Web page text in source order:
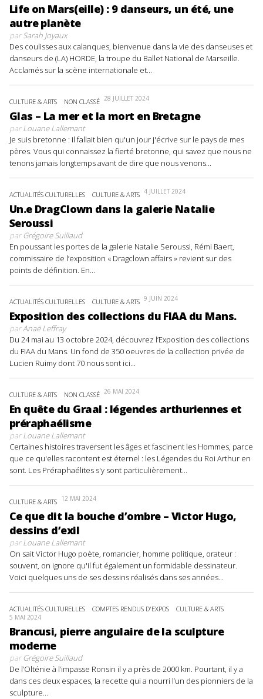
Life on Mars(eille) : 9 danseurs, un été, une
autre planète
parSarah Joyaux
Des coulisses aux calanques, bienvenue dans la vie des danseuses et
danseurs de (LA) HORDE, la troupe du Ballet National de Marseille.
Acclamés sur la scène internationale et...
CULTURE & ARTS NON CLASSÉ 28 JUILLET 2024
Glas – La mer et la mort en Bretagne
parLouane Lallemant
Je suis bretonne : il fallait bien qu'un jour j'écrive sur le pays de mes
pères. Vous qui connaissez la fierté bretonne, qui savez que nous ne
tenons jamais longtemps avant de dire que nous venons...
ACTUALITÉS CULTURELLES CULTURE & ARTS 4 JUILLET 2024
Un.e DragClown dans la galerie Natalie
Seroussi
parGrégoire Suillaud
En poussant les portes de la galerie Natalie Seroussi, Rémi Baert,
commissaire de l’exposition « Dragclown affairs » revient sur des
points de définition. En...
ACTUALITÉS CULTURELLES CULTURE & ARTS 9 JUIN 2024
Exposition des collections du FIAA du Mans.
parAnaë Leffray
Du 24 mai au 13 octobre 2024, découvrez l’Exposition des collections
du FIAA du Mans. Un fond de 350 oeuvres de la collection privée de
Lucien Ruimy dont 70 nous sont ici...
CULTURE & ARTS NON CLASSÉ 26 MAI 2024
En quête du Graal : légendes arthuriennes et
préraphaélisme
parLouane Lallemant
Certaines histoires traversent les âges et fascinent les Hommes, parce
que ce qu'elles racontent est éternel : les Légendes du Roi Arthur en
sont. Les Préraphaélites s'y sont particulièrement...
CULTURE & ARTS 12 MAI 2024
Ce que dit la bouche d’ombre – Victor Hugo,
dessins d’exil
parLouane Lallemant
On sait Victor Hugo poète, romancier, homme politique, orateur :
souvent, on ignore qu'il fut également un formidable dessinateur.
Voici quelques uns de ses dessins réalisés dans ses années...
ACTUALITÉS CULTURELLES COMPTES RENDUS D'EXPOS CULTURE & ARTS
5 MAI 2024
Brancusi, pierre angulaire de la sculpture
moderne
parGrégoire Suillaud
De l’Olténie à l’impasse Ronsin il y a près de 2000 km. Pourtant, il y a
dans ces deux espaces, la recette qui a nourri l’un des pionniers de la
sculpture...